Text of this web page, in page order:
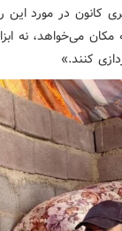
کانون در مورد این
مکان می‌خواهد، نه
کنند.»